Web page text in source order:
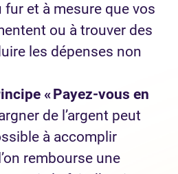
fur et à mesure que vos
ou à trouver des
les dépenses non
« Payez-vous en
de l’argent peut
à accomplir
rembourse une